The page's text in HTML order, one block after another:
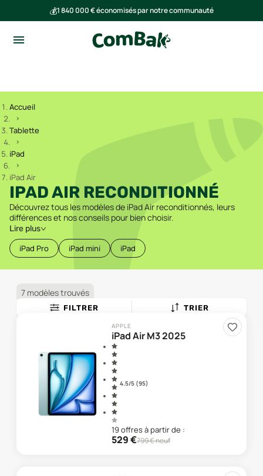
💰1 840 000 € économisés par notre communauté
Accueil
Tablette
iPad
iPad Air
IPAD AIR RECONDITIONNÉ
Découvrez tous les modèles de iPad Air reconditionnés, leurs
différences et nos conseils pour bien choisir.
Lire plus
iPad Pro iPad mini iPad
7 modèles trouvés
FILTRER TRIER
APPLE
iPad Air M3 2025
4.5/5 (95)
19offresà partir de :
529€799€ neuf